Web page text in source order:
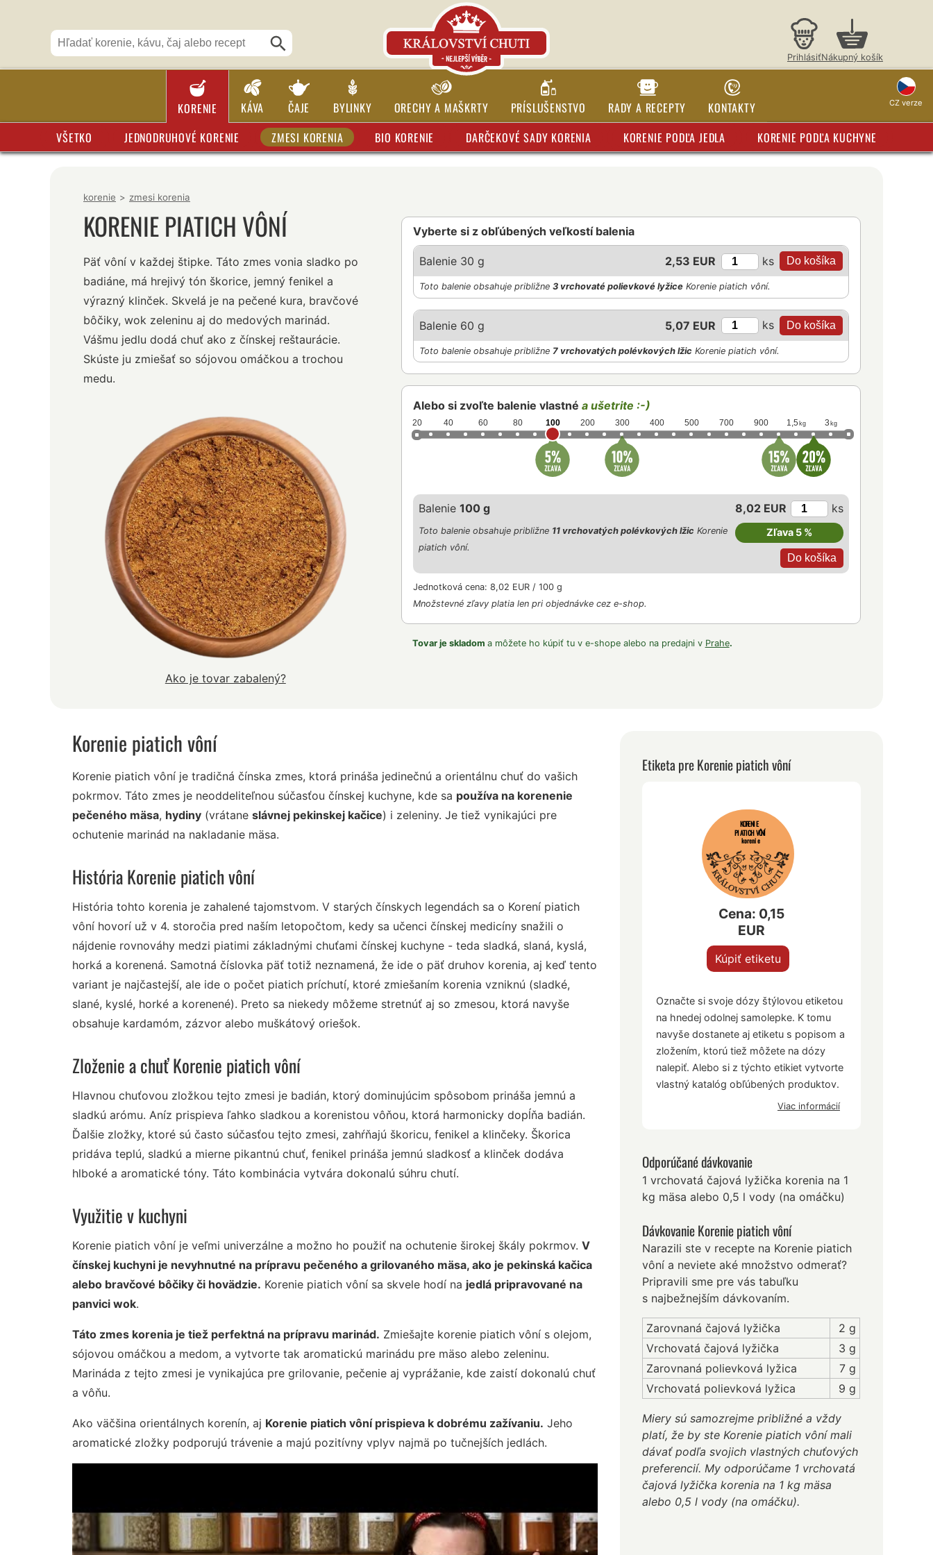
PrihlásiťNákupný košík
KORENIE KÁVA ČAJE BYLINKY ORECHY A MAŠKRTY PRÍSLUŠENSTVO RADY A RECEPTY KONTAKTY CZ verze
VŠETKO JEDNODRUHOVÉ KORENIE ZMESI KORENIA BIO KORENIE DARČEKOVÉ SADY KORENIA KORENIE PODĽA JEDLA KORENIE PODĽA KUCHYNE
korenie > zmesi korenia
KORENIE PIATICH VÔNÍ
Päť vôní v každej štipke. Táto zmes vonia sladko po
badiáne, má hrejivý tón škorice, jemný fenikel a
výrazný klinček. Skvelá je na pečené kura, bravčové
bôčiky, wok zeleninu aj do medových marinád.
Vášmu jedlu dodá chuť ako z čínskej reštaurácie.
Skúste ju zmiešať so sójovou omáčkou a trochou
medu.
Ako je tovar zabalený?
Vyberte si z obľúbených veľkostí balenia
Balenie 30 g 2,53 EUR ks
Toto balenie obsahuje približne 3 vrchovaté polievkové lyžiceKorenie piatich vôní.
Balenie 60 g 5,07 EUR ks
Toto balenie obsahuje približne 7 vrchovatých polévkových lžic Korenie piatich vôní.
Alebo si zvoľte balenie vlastné a ušetrite :-)
20 40 60 80 100 200 300 400 500 700 900 1,5 kg 3 kg
Balenie 100 g 8,02 EUR ks
Zľava 5 %
Toto balenie obsahuje približne 11 vrchovatých polévkových lžic Korenie
piatich vôní.
Jednotková cena: 8,02 EUR / 100 g
Množstevné zľavy platia len pri objednávke cez e-shop.
Tovar je skladom a môžete ho kúpiť tu v e-shope alebo na predajni v Prahe.
Korenie piatich vôní
Korenie piatich vôní je tradičná čínska zmes, ktorá prináša jedinečnú a orientálnu chuť do vašich
pokrmov. Táto zmes je neoddeliteľnou súčasťou čínskej kuchyne, kde sa používa na korenenie
pečeného mäsa, hydiny (vrátane slávnej pekinskej kačice) i zeleniny. Je tiež vynikajúci pre
ochutenie marinád na nakladanie mäsa.
História Korenie piatich vôní
História tohto korenia je zahalené tajomstvom. V starých čínskych legendách sa o Korení piatich
vôní hovorí už v 4. storočia pred naším letopočtom, kedy sa učenci čínskej medicíny snažili o
nájdenie rovnováhy medzi piatimi základnými chuťami čínskej kuchyne - teda sladká, slaná, kyslá,
horká a korenená. Samotná číslovka päť totiž neznamená, že ide o päť druhov korenia, aj keď tento
variant je najčastejší, ale ide o počet piatich príchutí, ktoré zmiešaním korenia vzniknú (sladké,
slané, kyslé, horké a korenené). Preto sa niekedy môžeme stretnúť aj so zmesou, ktorá navyše
obsahuje kardamóm, zázvor alebo muškátový oriešok.
Zloženie a chuť Korenie piatich vôní
Hlavnou chuťovou zložkou tejto zmesi je badián, ktorý dominujúcim spôsobom prináša jemnú a
sladkú arómu. Aníz prispieva ľahko sladkou a korenistou vôňou, ktorá harmonicky dopĺňa badián.
Ďalšie zložky, ktoré sú často súčasťou tejto zmesi, zahŕňajú škoricu, fenikel a klinčeky. Škorica
pridáva teplú, sladkú a mierne pikantnú chuť, fenikel prináša jemnú sladkosť a klinček dodáva
hlboké a aromatické tóny. Táto kombinácia vytvára dokonalú súhru chutí.
Využitie v kuchyni
Korenie piatich vôní je veľmi univerzálne a možno ho použiť na ochutenie širokej škály pokrmov. V
čínskej kuchyni je nevyhnutné na prípravu pečeného a grilovaného mäsa, ako je pekinská kačica
alebo bravčové bôčiky či hovädzie. Korenie piatich vôní sa skvele hodí na jedlá pripravované na
panvici wok.
Táto zmes korenia je tiež perfektná na prípravu marinád. Zmiešajte korenie piatich vôní s olejom,
sójovou omáčkou a medom, a vytvorte tak aromatickú marinádu pre mäso alebo zeleninu.
Marináda z tejto zmesi je vynikajúca pre grilovanie, pečenie aj vyprážanie, kde zaistí dokonalú chuť
a vôňu.
Ako väčšina orientálnych korenín, aj Korenie piatich vôní prispieva k dobrému zažívaniu. Jeho
aromatické zložky podporujú trávenie a majú pozitívny vplyv najmä po tučnejších jedlách.
Etiketa pre Korenie piatich vôní
KORENIE
PIATICH VÔNÍ
korenie
Cena: 0,15
EUR
Kúpiť etiketu
Označte si svoje dózy štýlovou etiketou
na hnedej odolnej samolepke. K tomu
navyše dostanete aj etiketu s popisom a
zložením, ktorú tiež môžete na dózy
nalepiť. Alebo si z týchto etikiet vytvorte
vlastný katalóg obľúbených produktov.
Viac informácií
Odporúčané dávkovanie
1 vrchovatá čajová lyžička korenia na 1
kg mäsa alebo 0,5 l vody (na omáčku)
Dávkovanie Korenie piatich vôní
Narazili ste v recepte na Korenie piatich
vôní a neviete aké množstvo odmerať?
Pripravili sme pre vás tabuľku
s najbežnejším dávkovaním.
Zarovnaná čajová lyžička
2 g
Vrchovatá čajová lyžička
3 g
Zarovnaná polievková lyžica
7 g
Vrchovatá polievková lyžica
9 g
Miery sú samozrejme približné a vždy
platí, že by ste Korenie piatich vôní mali
dávať podľa svojich vlastných chuťových
preferencií. My odporúčame 1 vrchovatá
čajová lyžička korenia na 1 kg mäsa
alebo 0,5 l vody (na omáčku).